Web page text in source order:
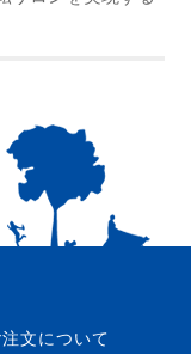
注文について